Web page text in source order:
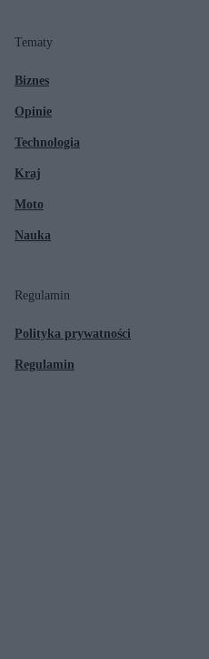
Tematy
Biznes
Opinie
Technologia
Kraj
Moto
Nauka
Regulamin
Polityka prywatności
Regulamin